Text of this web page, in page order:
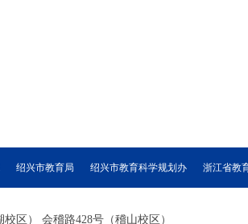
绍兴市教育局 绍兴市教育科学规划办 浙江省教
区） 会稽路428号（稽山校区）